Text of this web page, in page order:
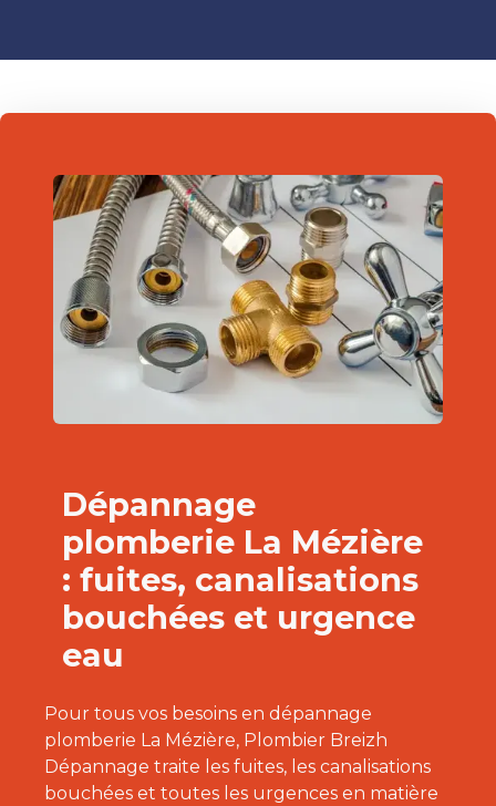
Dépannage
plomberie La Mézière
: fuites, canalisations
bouchées et urgence
eau
Pour tous vos besoins en dépannage
plomberie La Mézière, Plombier Breizh
Dépannage traite les fuites, les canalisations
bouchées et toutes les urgences en matière